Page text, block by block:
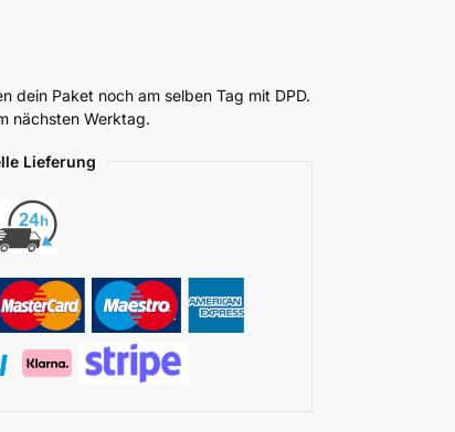
dein Paket noch am selben Tag mit DPD.
nächsten Werktag.
Lieferung